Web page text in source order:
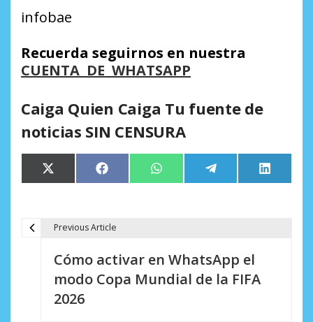
infobae
Recuerda seguirnos en nuestra
CUENTA DE WHATSAPP
Caiga Quien Caiga Tu fuente de
noticias SIN CENSURA
Compartir
en
X
(Twitter)
Compartir
en
Facebook Compartir
en
WhatsApp Compartir
en
Telegram
en
LinkedIn
Previous Article
Cómo activar en WhatsApp el
modo Copa Mundial de la FIFA
2026